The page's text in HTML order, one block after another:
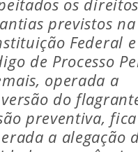
os
previstos na
Federal
de Processo
operada a
do
preventiva, fica
a alegação